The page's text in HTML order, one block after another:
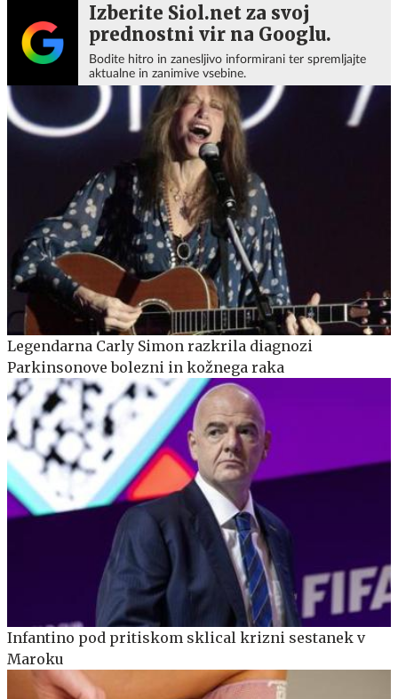
Izberite Siol.net za svoj
prednostni vir na Googlu.
Bodite hitro in zanesljivo informirani ter spremljajte
aktualne in zanimive vsebine.
Legendarna Carly Simon razkrila diagnozi
Parkinsonove bolezni in kožnega raka
Infantino pod pritiskom sklical krizni sestanek v
Maroku